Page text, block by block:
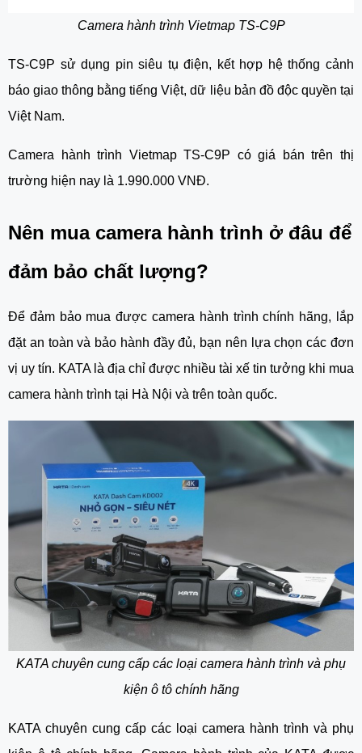
Camera hành trình Vietmap TS-C9P
TS-C9P sử dụng pin siêu tụ điện, kết hợp hệ thống cảnh
báo giao thông bằng tiếng Việt, dữ liệu bản đồ độc quyền tại
Việt Nam.
Camera hành trình Vietmap TS-C9P có giá bán trên thị
trường hiện nay là 1.990.000 VNĐ.
Nên mua camera hành trình ở đâu để
đảm bảo chất lượng?
Để đảm bảo mua được camera hành trình chính hãng, lắp
đặt an toàn và bảo hành đầy đủ, bạn nên lựa chọn các đơn
vị uy tín. KATA là địa chỉ được nhiều tài xế tin tưởng khi mua
camera hành trình tại Hà Nội và trên toàn quốc.
KATA chuyên cung cấp các loại camera hành trình và phụ
kiện ô tô chính hãng
KATA chuyên cung cấp các loại camera hành trình và phụ